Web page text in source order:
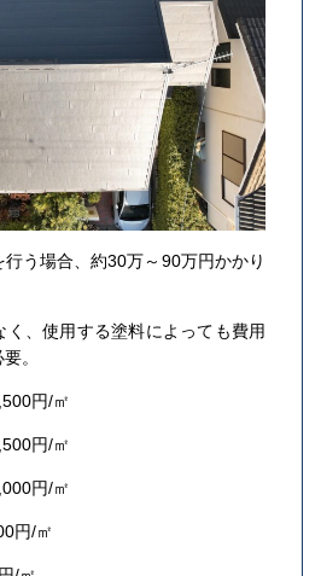
う場合、約30万～90万円かかり
、使用する塗料によっても費用
。
円/㎡
円/㎡
円/㎡
円/㎡